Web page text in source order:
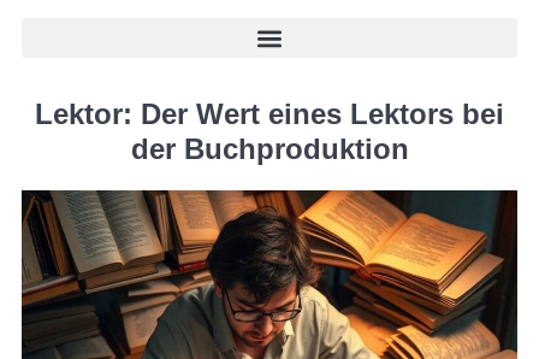
Lektor: Der Wert eines Lektors bei
der Buchproduktion